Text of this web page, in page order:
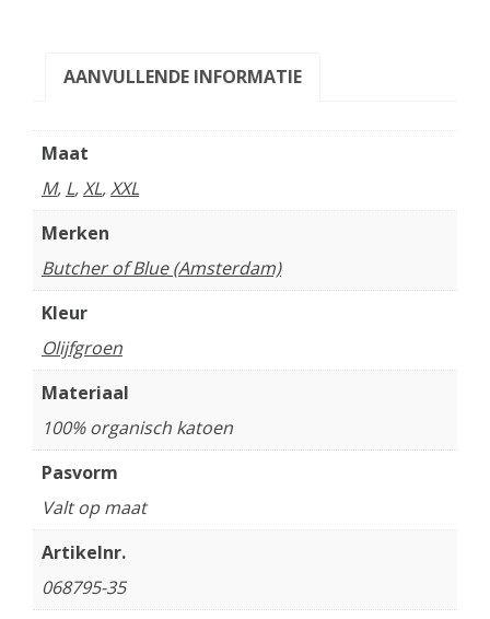
AANVULLENDE INFORMATIE
Maat
M, L,XL,XXL
Merken
Butcher of Blue (Amsterdam)
Kleur
Olijfgroen
Materiaal
100% organisch katoen
Pasvorm
Valt op maat
Artikelnr.
068795-35